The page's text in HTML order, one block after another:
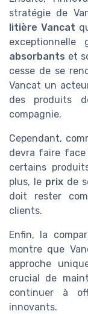
stratégie de
litière Vancat
absorbants et
cesse de se
Vancat un
des produits
compagnie.
Cependant,
devra faire face
certains
plus, le prix de
doit rester
clients.
Enfin, la
montre que
approche
crucial de
continuer à
innovants.